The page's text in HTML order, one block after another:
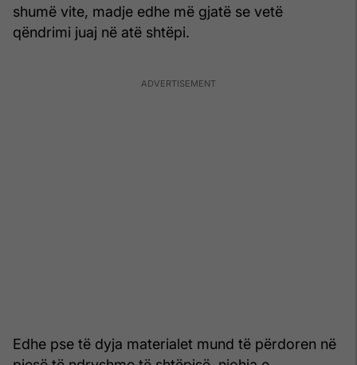
shumë vite, madje edhe më gjatë se vetë
qëndrimi juaj në atë shtëpi.
Edhe pse të dyja materialet mund të përdoren në